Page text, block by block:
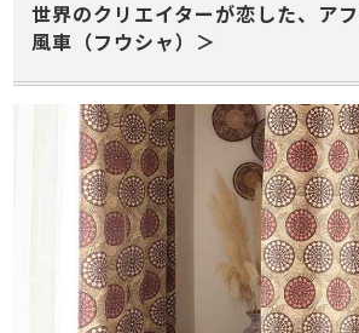
世界のクリエイターが恋した、ア
風車（フウシャ）＞